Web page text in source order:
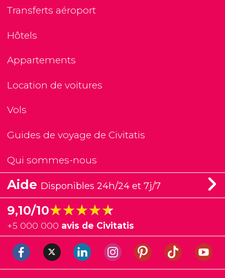
Transferts aéroport
Hôtels
Appartements
Location de voitures
Vols
Guides de voyage de Civitatis
Qui sommes-nous
Aide Disponibles 24h/24 et 7j/7
9,10/10★★★★★
★★★★★
+5 000 000 avis de Civitatis